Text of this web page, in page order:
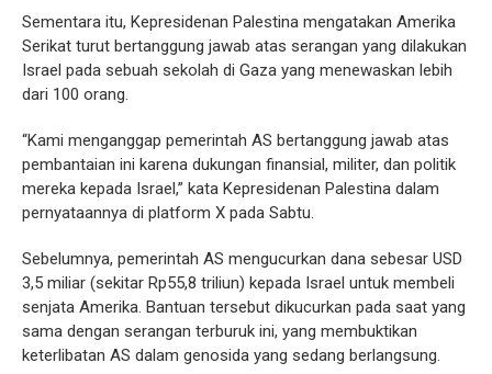
Sementara itu, Kepresidenan Palestina mengatakan Amerika
Serikat turut bertanggung jawab atas serangan yang dilakukan
Israel pada sebuah sekolah di Gaza yang menewaskan lebih
dari 100 orang.
“Kami menganggap pemerintah AS bertanggung jawab atas
pembantaian ini karena dukungan finansial, militer, dan politik
mereka kepada Israel,” kata Kepresidenan Palestina dalam
pernyataannya di platform X pada Sabtu.
Sebelumnya, pemerintah AS mengucurkan dana sebesar USD
3,5 miliar (sekitar Rp55,8 triliun) kepada Israel untuk membeli
senjata Amerika. Bantuan tersebut dikucurkan pada saat yang
sama dengan serangan terburuk ini, yang membuktikan
keterlibatan AS dalam genosida yang sedang berlangsung.